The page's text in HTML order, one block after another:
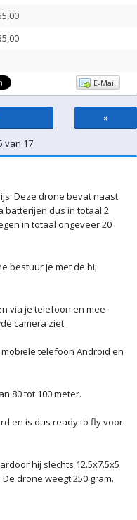
E-Mail
»
van 17
Deze drone bevat naast
batterijen dus in totaal 2
in totaal ongeveer 20
bestuur je met de bij
via je telefoon en mee
camera ziet.
telefoon Android en
80 tot 100 meter.
en is dus ready to fly voor
hij slechts 12.5x7.5x5
drone weegt 250 gram.